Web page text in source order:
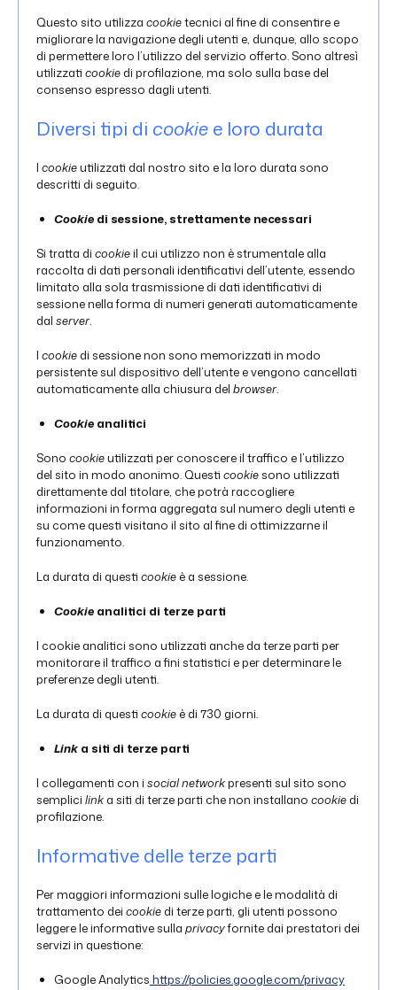
Questo sito utilizza cookietecnici al fine di consentire e
migliorare la navigazione degli utenti e, dunque, allo scopo
di permettere loro l’utilizzo del servizio offerto. Sono altresì
utilizzati cookiedi profilazione, ma solo sulla base del
consenso espresso dagli utenti.
Diversi tipi di cookie e loro durata
I cookieutilizzati dal nostro sito e la loro durata sono
descritti di seguito.
Cookie di sessione, strettamente necessari
Si tratta di cookieil cui utilizzo non è strumentale alla
raccolta di dati personali identificativi dell’utente, essendo
limitato alla sola trasmissione di dati identificativi di
sessione nella forma di numeri generati automaticamente
dal server.
I cookiedi sessione non sono memorizzati in modo
persistente sul dispositivo dell’utente e vengono cancellati
automaticamente alla chiusura del browser.
Cookie analitici
Sono cookieutilizzati per conoscere il traffico e l’utilizzo
del sito in modo anonimo. Questi cookiesono utilizzati
direttamente dal titolare, che potrà raccogliere
informazioni in forma aggregata sul numero degli utenti e
su come questi visitano il sito al fine di ottimizzarne il
funzionamento.
La durata di questi cookieè a sessione.
Cookie analitici di terze parti
I cookie analitici sono utilizzati anche da terze parti per
monitorare il traffico a fini statistici e per determinare le
preferenze degli utenti.
La durata di questi cookieè di 730 giorni.
Link a siti di terze parti
I collegamenti con i social networkpresenti sul sito sono
semplici linka siti di terze parti che non installano cookiedi
profilazione.
Informative delle terze parti
Per maggiori informazioni sulle logiche e le modalità di
trattamento dei cookiedi terze parti, gli utenti possono
leggere le informative sulla privacyfornite dai prestatori dei
servizi in questione:
Google Analytics https://policies.google.com/privacy